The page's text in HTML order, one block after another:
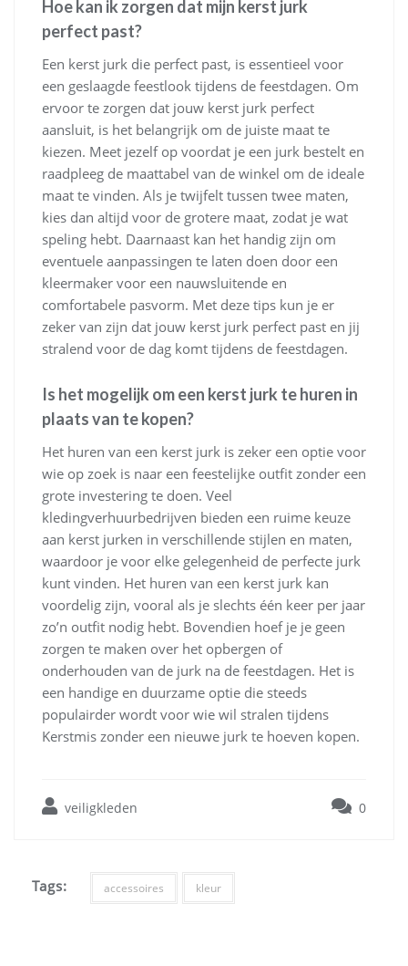
Hoe kan ik zorgen dat mijn kerst jurk
perfect past?
Een kerst jurk die perfect past, is essentieel voor
een geslaagde feestlook tijdens de feestdagen. Om
ervoor te zorgen dat jouw kerst jurk perfect
aansluit, is het belangrijk om de juiste maat te
kiezen. Meet jezelf op voordat je een jurk bestelt en
raadpleeg de maattabel van de winkel om de ideale
maat te vinden. Als je twijfelt tussen twee maten,
kies dan altijd voor de grotere maat, zodat je wat
speling hebt. Daarnaast kan het handig zijn om
eventuele aanpassingen te laten doen door een
kleermaker voor een nauwsluitende en
comfortabele pasvorm. Met deze tips kun je er
zeker van zijn dat jouw kerst jurk perfect past en jij
stralend voor de dag komt tijdens de feestdagen.
Is het mogelijk om een kerst jurk te huren in
plaats van te kopen?
Het huren van een kerst jurk is zeker een optie voor
wie op zoek is naar een feestelijke outfit zonder een
grote investering te doen. Veel
kledingverhuurbedrijven bieden een ruime keuze
aan kerst jurken in verschillende stijlen en maten,
waardoor je voor elke gelegenheid de perfecte jurk
kunt vinden. Het huren van een kerst jurk kan
voordelig zijn, vooral als je slechts één keer per jaar
zo’n outfit nodig hebt. Bovendien hoef je je geen
zorgen te maken over het opbergen of
onderhouden van de jurk na de feestdagen. Het is
een handige en duurzame optie die steeds
populairder wordt voor wie wil stralen tijdens
Kerstmis zonder een nieuwe jurk te hoeven kopen.
veiligkleden 0
Tags: accessoires kleur